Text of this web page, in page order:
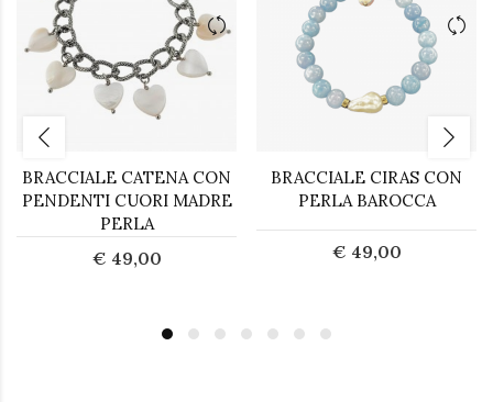
BRACCIALE CATENA CON
PENDENTI CUORI MADRE
PERLA
€ 49,00
BRACCIALE CIRAS CON
PERLA BAROCCA
€ 49,00